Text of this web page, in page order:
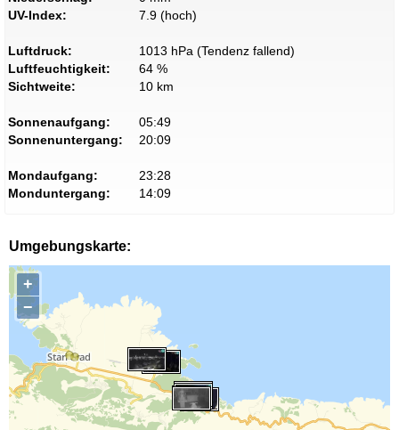
UV-Index:
7.9 (hoch)
Luftdruck:
1013 hPa (Tendenz fallend)
Luftfeuchtigkeit:
64 %
Sichtweite:
10 km
Sonnenaufgang:
05:49
Sonnenuntergang:
20:09
Mondaufgang:
23:28
Monduntergang:
14:09
Umgebungskarte:
+
−